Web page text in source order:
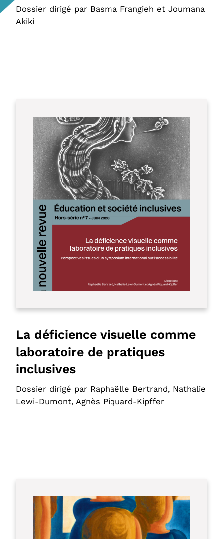
Dossier dirigé par Basma Frangieh et Joumana
Akiki
La déficience visuelle comme
laboratoire de pratiques
inclusives
Dossier dirigé par Raphaëlle Bertrand, Nathalie
Lewi-Dumont, Agnès Piquard-Kipffer